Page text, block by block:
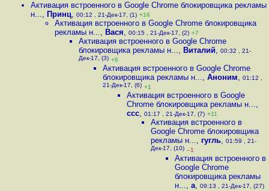
Активация встроенного в Google Chrome блокировщика рекламы
н..., Принц, 00:12 , 21-Дек-17, (1) +16
Активация встроенного в Google Chrome блокировщика
рекламы н..., Вася, 00:15 , 21-Дек-17, (2) +7
Активация встроенного в Google Chrome
блокировщика рекламы н..., Виталий, 00:32 , 21-
Дек-17, (3) +5
Активация встроенного в Google Chrome
блокировщика рекламы н..., Аноним, 01:12 ,
21-Дек-17, (6) +1
Активация встроенного в Google
Chrome блокировщика рекламы н...,
ccc, 01:17 , 21-Дек-17, (7) +11
Активация встроенного в
Google Chrome блокировщика
рекламы н..., гугль, 01:59 , 21-
Дек-17, (10) –1
Активация встроенного в
Google Chrome
блокировщика рекламы
н..., a, 09:13 , 21-Дек-17, (27)